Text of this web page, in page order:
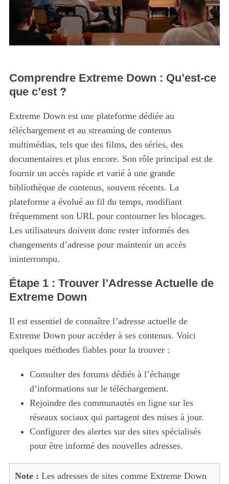
Comprendre Extreme Down : Qu’est-ce
que c’est ?
Extreme Down est une plateforme dédiée au
téléchargement et au streaming de contenus
multimédias, tels que des films, des séries, des
documentaires et plus encore. Son rôle principal est de
fournir un accès rapide et varié à une grande
bibliothèque de contenus, souvent récents. La
plateforme a évolué au fil du temps, modifiant
fréquemment son URL pour contourner les blocages.
Les utilisateurs doivent donc rester informés des
changements d’adresse pour maintenir un accès
ininterrompu.
Étape 1 : Trouver l’Adresse Actuelle de
Extreme Down
Il est essentiel de connaître l’adresse actuelle de
Extreme Down pour accéder à ses contenus. Voici
quelques méthodes fiables pour la trouver :
Consulter des forums dédiés à l’échange
d’informations sur le téléchargement.
Rejoindre des communautés en ligne sur les
réseaux sociaux qui partagent des mises à jour.
Configurer des alertes sur des sites spécialisés
pour être informé des nouvelles adresses.
Note : Les adresses de sites comme Extreme Down